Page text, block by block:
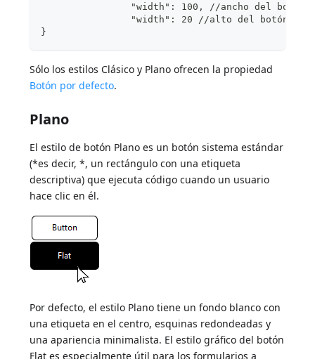
	  	"width": 100, //ancho del botón
		"width": 20 //alto del botón
}
Sólo los estilos Clásico y Plano ofrecen la propiedad
Botón por defecto.
Plano
El estilo de botón Plano es un botón sistema estándar
(*es decir, *, un rectángulo con una etiqueta
descriptiva) que ejecuta código cuando un usuario
hace clic en él.
Por defecto, el estilo Plano tiene un fondo blanco con
una etiqueta en el centro, esquinas redondeadas y
una apariencia minimalista. El estilo gráfico del botón
Flat es especialmente útil para los formularios a